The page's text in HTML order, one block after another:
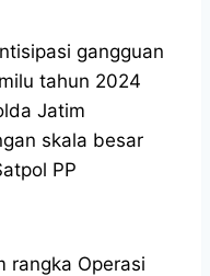
gangguan
tahun 2024
Jatim
skala besar
PP
rangka Operasi